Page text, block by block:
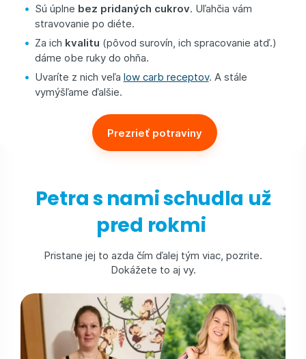
Sú úplne bez pridaných cukrov. Uľahčia vám
stravovanie po diéte.
Za ich kvalitu (pôvod surovín, ich spracovanie atď.)
dáme obe ruky do ohňa.
Uvaríte z nich veľa low carb receptov. A stále
vymýšľame ďalšie.
Prezrieť potraviny
Petra s nami schudla už
pred rokmi
Pristane jej to azda čím ďalej tým viac, pozrite.
Dokážete to aj vy.